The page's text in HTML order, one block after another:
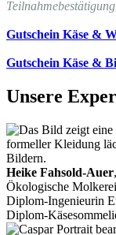
Gutschein Käse &
Gutschein Käse &
Unsere
Heike Fahsold-Auer
Ökologische
Diplom-Ingenieurin
Diplom-